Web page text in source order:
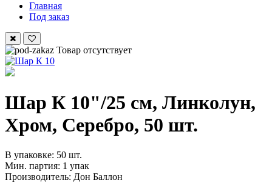
Главная
Под заказ
Товар отсутствует
Шар К 10"/25 см, Линколун,
Хром, Серебро, 50 шт.
В упаковке: 50 шт.
Мин. партия: 1 упак
Производитель: Дон Баллон